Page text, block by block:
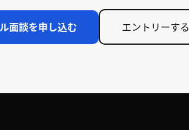
面談を申し込む エントリーする